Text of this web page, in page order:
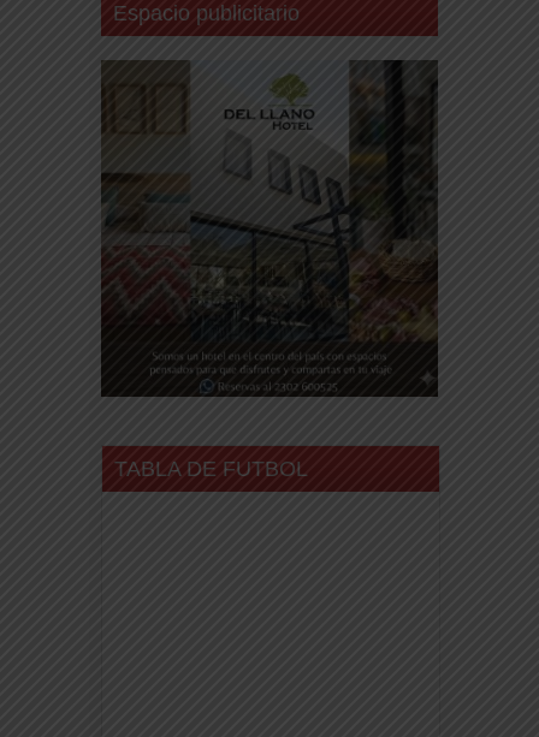
Espacio publicitario
TABLA DE FUTBOL